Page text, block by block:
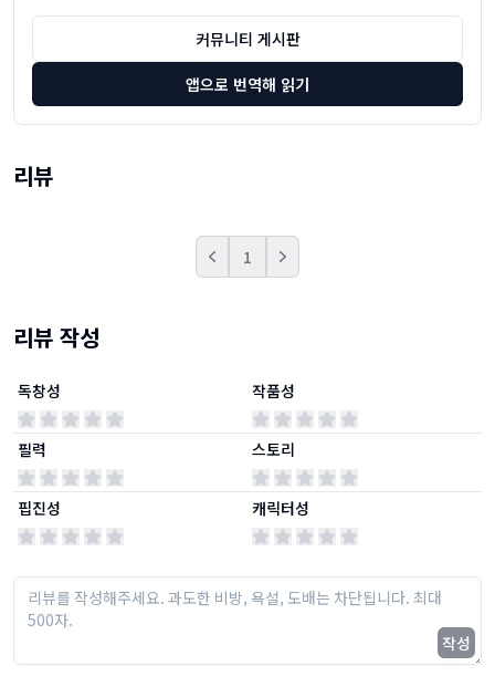
커뮤니티 게시판
앱으로 번역해 읽기
리뷰
Prev 1 Next
리뷰 작성
독창성
필력
핍진성
작품성
스토리
캐릭터성
작성